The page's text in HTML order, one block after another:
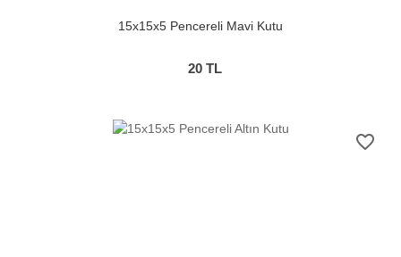
15x15x5 Pencereli Mavi Kutu
20 TL
favorite_border